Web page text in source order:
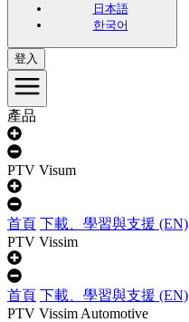
日本語
한국어
登入
產品
PTV Visum
首頁 下載、學習與支援 (EN)
PTV Vissim
首頁 下載、學習與支援 (EN)
PTV Vissim Automotive